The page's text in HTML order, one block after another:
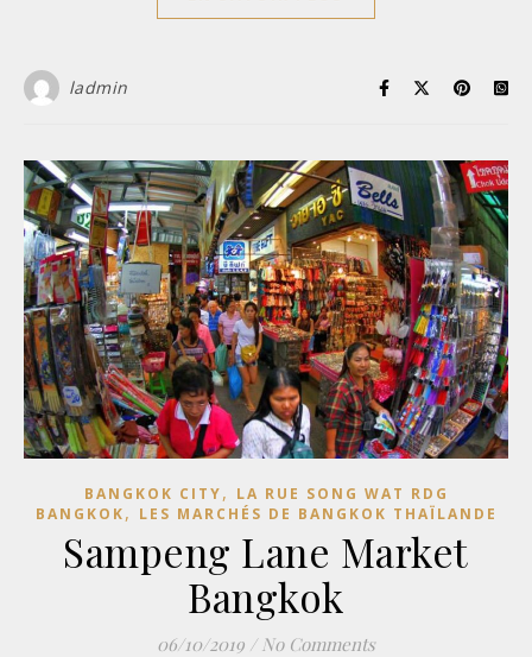
ladmin
BANGKOK CITY, LA RUE SONG WAT RDG
BANGKOK, LES MARCHÉS DE BANGKOK THAÏLANDE
Sampeng Lane Market
Bangkok
06/10/2019 / No Comments